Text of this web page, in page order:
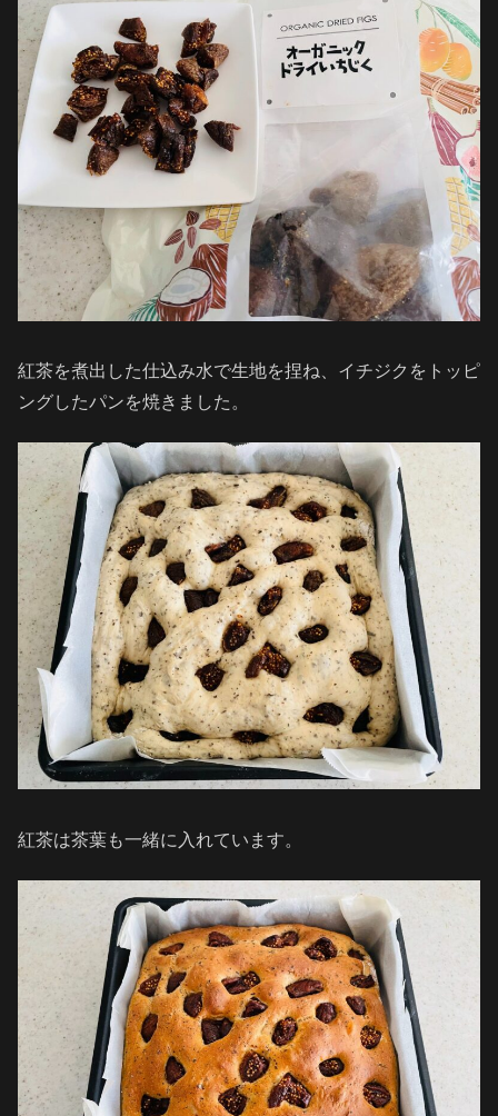
紅茶を煮出した仕込み水で生地を捏ね、イチジクをトッピ
ングしたパンを焼きました。
紅茶は茶葉も一緒に入れています。